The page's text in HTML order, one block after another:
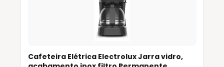
Cafeteira Elétrica Electrolux Jarra vidro,